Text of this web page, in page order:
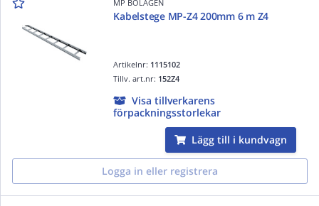
MP BOLAGEN
Kabelstege MP-Z4 200mm 6 m Z4
Artikelnr: 1115102
Tillv. art.nr: 152Z4
Visa tillverkarens
förpackningsstorlekar
Lägg till i kundvagn
Logga in eller registrera